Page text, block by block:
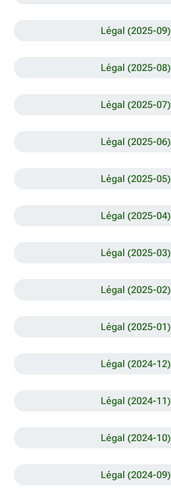
Légal (2025-09)
Légal (2025-08)
Légal (2025-07)
Légal (2025-06)
Légal (2025-05)
Légal (2025-04)
Légal (2025-03)
Légal (2025-02)
Légal (2025-01)
Légal (2024-12)
Légal (2024-11)
Légal (2024-10)
Légal (2024-09)